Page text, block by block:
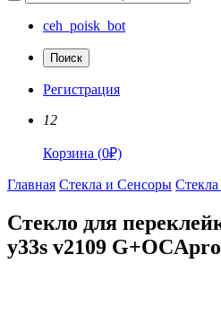
ceh_poisk_bot
Поиск
Регистрация
12
Корзина (0₽)
Главная Стекла и Сенсоры
Стекло для
y33s v2109